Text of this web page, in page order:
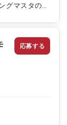
グマスタの作
証を行い品質
効率化に貢献
および調査
ティング作
および業務
試行および
トの作成 ・
応募する